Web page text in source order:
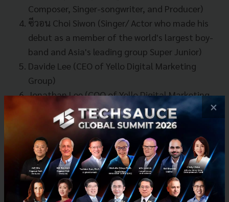
Composer, Singer-songwriter, and Producer)
ซีวอน Choi Siwon (Singer/ Actor who made his
debut as a member of the world's largest boy-
band and Asia's leading group Super Junior)
Davide Lee (CEO of Yello Digital Marketing
Group)
Jonathan Lee (COO of Yello Digital Marketing
Khailee Ng (Managing Partner of 500 Startups /
Founder of
SAYS.com
and Groupsmore)
คุณกรณ์ Korn Chatikavanij (President of Thai
Fintech Association / Former Minister of
Finance, Thailand)
พี่เจ๋อ Phawit Chitrakorn (CEO of GMM Grammy/
×